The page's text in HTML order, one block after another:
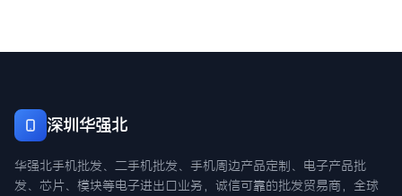
深圳华强北
华强北手机批发、二手机批发、手机周边产品定制、电子产品批
发、芯片、模块等电子进出口业务，诚信可靠的批发贸易商，全球